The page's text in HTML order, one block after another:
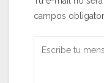
campos